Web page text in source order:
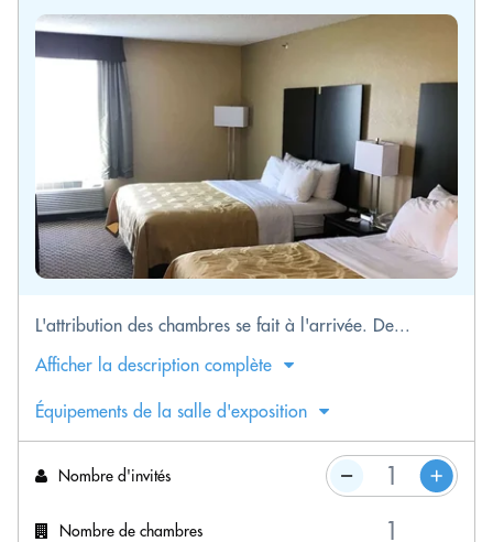
L'attribution des chambres se fait à l'arrivée. De...
Afficher la description complète
Équipements de la salle d'exposition
Nombre d'invités
Nombre de chambres